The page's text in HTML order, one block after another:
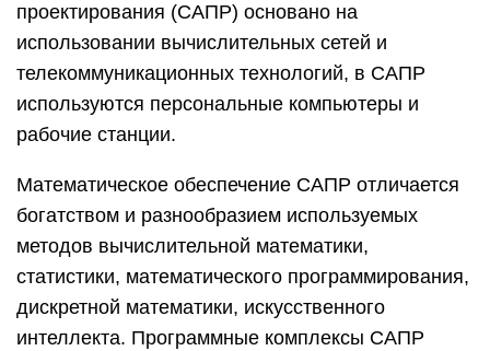
проектирования (САПР) основано на
использовании вычислительных сетей и
телекоммуникационных технологий, в САПР
используются персональные компьютеры и
рабочие станции.
Математическое обеспечение САПР отличается
богатством и разнообразием используемых
методов вычислительной математики,
статистики, математического программирования,
дискретной математики, искусственного
интеллекта. Программные комплексы САПР